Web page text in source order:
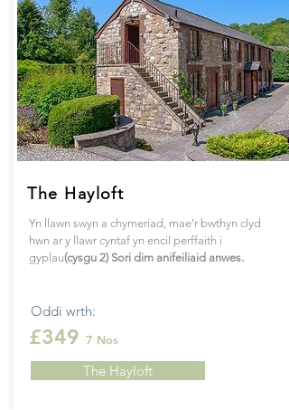
The Hayloft
Yn llawn swyn a chymeriad, mae'r bwthyn clyd
hwn ar y llawr cyntaf yn encil perffaith i
gyplau(cysgu 2) Sori dim anifeiliaid anwes.
Oddi wrth:
£349 7 Nos
The Hayloft